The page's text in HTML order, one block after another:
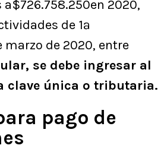
2020,
de 1ª
marzo de 2020, entre
se debe ingresar al
clave única o tributaria.
pago de